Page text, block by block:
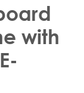
with